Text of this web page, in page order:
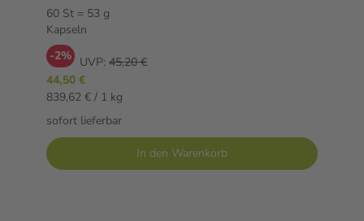
60 St = 53 g
Kapseln
-2% UVP: 45,20 €
44,50 €
839,62 € / 1 kg
sofort lieferbar
In den Warenkorb